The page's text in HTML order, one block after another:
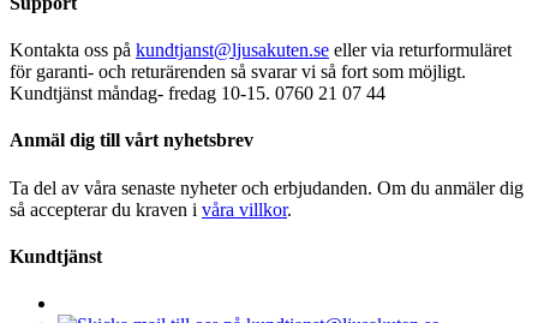
Kontakta oss på kundtjanst@ljusakuten.se eller via returformuläret
för garanti- och returärenden så svarar vi så fort som möjligt.
Kundtjänst måndag- fredag 10-15. 0760 21 07 44
Anmäl dig till vårt nyhetsbrev
Ta del av våra senaste nyheter och erbjudanden. Om du anmäler dig
så accepterar du kraven i våra villkor.
Kundtjänst